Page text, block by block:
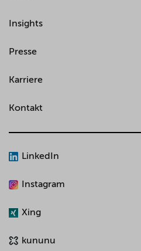
Insights
Presse
Karriere
Kontakt
LinkedIn
Instagram
Xing
kununu